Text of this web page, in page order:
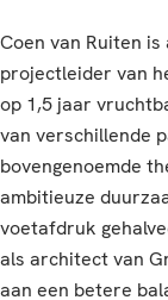
Coen van Ruiten
projectleider van
op 1,5 jaar
van verschillende
bovengenoemde
ambitieuze
voetafdruk
als architect van
aan een betere